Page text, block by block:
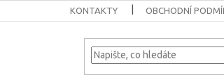
KONTAKTY OBCHODNÍ